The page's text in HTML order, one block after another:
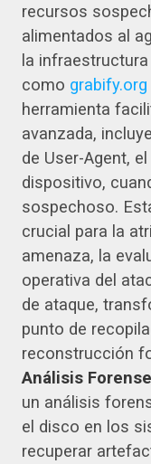
recursos
alimentados al
la
como grabify.org
herramienta
avanzada,
de User-Agent,
dispositivo,
sospechoso.
crucial para la
amenaza, la
operativa del
de ataque,
punto de
reconstrucción
Análisis
un análisis
el disco en los
recuperar